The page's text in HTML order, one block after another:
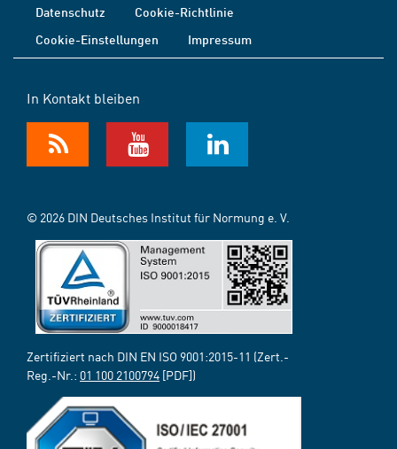
Datenschutz
Cookie-Richtlinie
Cookie-Einstellungen
Impressum
In Kontakt bleiben
© 2026 DIN Deutsches Institut für Normung e. V.
Zertifiziert nach DIN EN ISO 9001:2015-11 (Zert.-
Reg.-Nr.: 01 100 2100794 [PDF])